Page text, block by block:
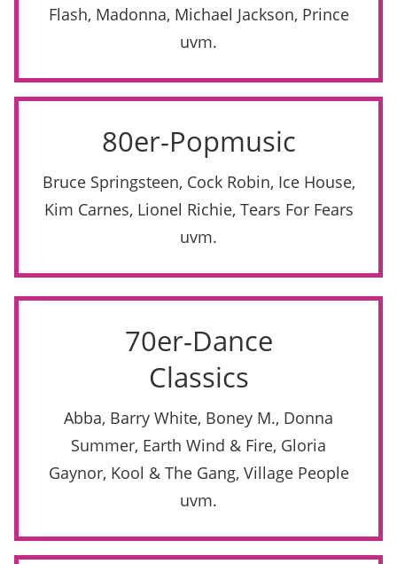
Flash, Madonna, Michael Jackson, Prince
uvm.
80er-Popmusic
Bruce Springsteen, Cock Robin, Ice House,
Kim Carnes, Lionel Richie, Tears For Fears
uvm.
70er-Dance
Classics
Abba, Barry White, Boney M., Donna
Summer, Earth Wind & Fire, Gloria
Gaynor, Kool & The Gang, Village People
uvm.